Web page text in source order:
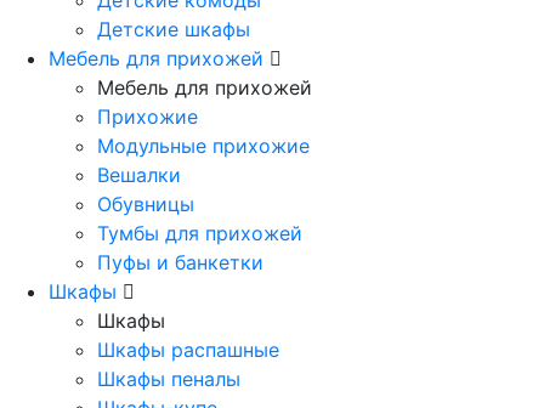
Детские шкафы
Мебель для прихожей
Мебель для прихожей
Прихожие
Модульные прихожие
Вешалки
Обувницы
Тумбы для прихожей
Пуфы и банкетки
Шкафы
Шкафы
Шкафы распашные
Шкафы пеналы